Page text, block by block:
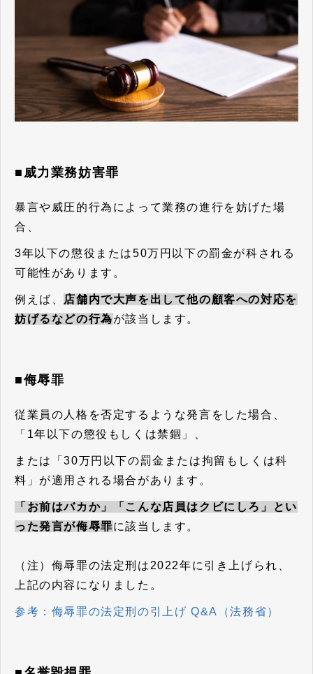
■威力業務妨害罪
暴言や威圧的行為によって業務の進行を妨げた場
合、
3年以下の懲役または50万円以下の罰金が科される
可能性があります。
例えば、 店舗内で大声を出して他の顧客への対応を
妨げるなどの行為が該当します。
■侮辱罪
従業員の人格を否定するような発言をした場合、
「1年以下の懲役もしくは禁錮」、
または「30万円以下の罰金または拘留もしくは科
料」が適用される場合があります。
「お前はバカか」「こんな店員はクビにしろ」とい
った発言が侮辱罪に該当します。
（注）侮辱罪の法定刑は2022年に引き上げられ、
上記の内容になりました。
参考：侮辱罪の法定刑の引上げ Q&A（法務省）